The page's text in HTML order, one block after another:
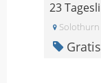
Solothurn
Gratis